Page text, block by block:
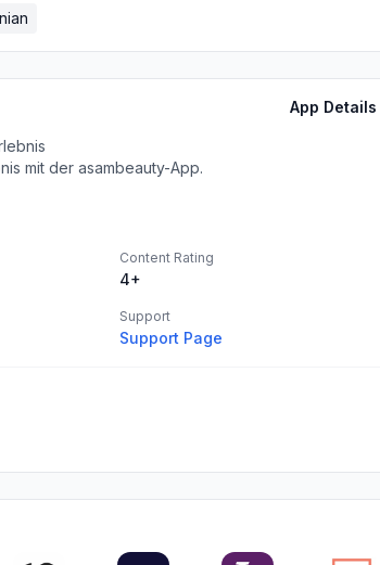
App Details
mit der asambeauty-App.
Content Rating
4+
Support
Support Page